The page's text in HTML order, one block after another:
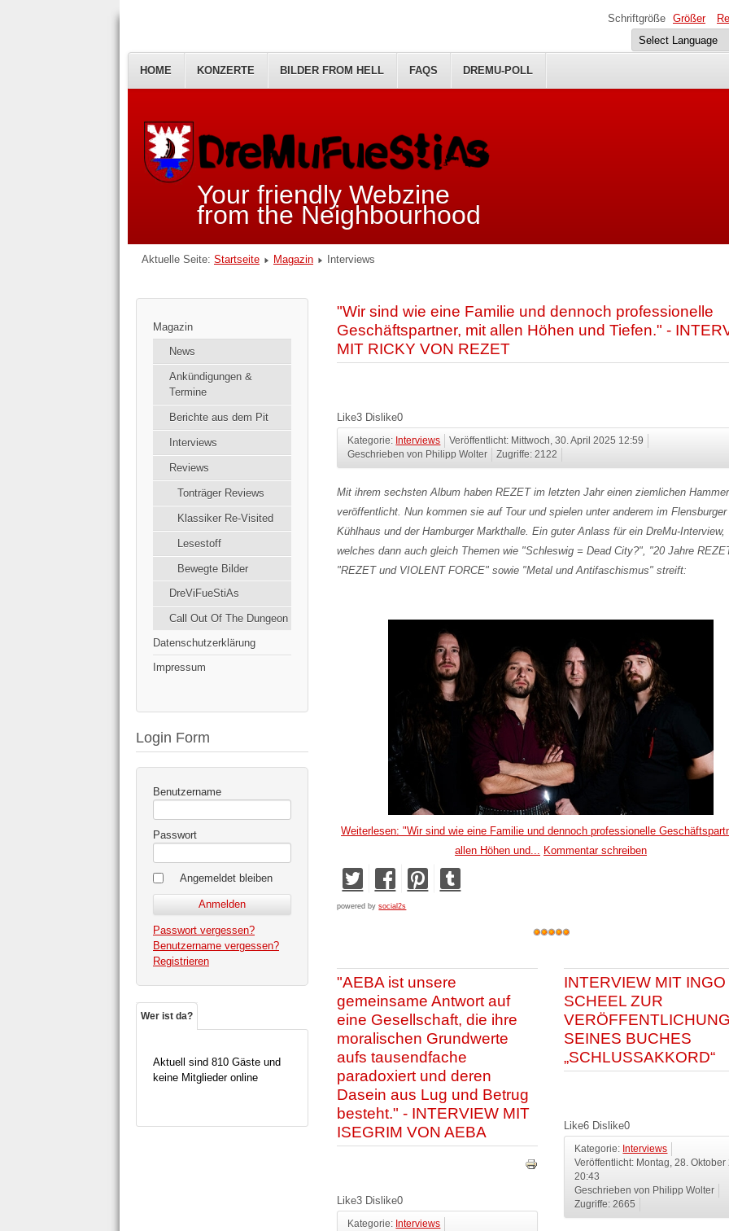
Your friendly Webzine
from the Neighbourhood
HOME KONZERTE BILDER FROM HELL FAQS DREMU-POLL
Schriftgröße Größer
Aktuelle Seite: Startseite Magazin Interviews
Magazin
News
Ankündigungen &
Termine
Berichte aus dem Pit
Interviews
Reviews
Tonträger Reviews
Klassiker Re-Visited
Lesestoff
Bewegte Bilder
DreViFueStiAs
Call Out Of The Dungeon
Datenschutzerklärung
Impressum
Login Form
Benutzername
Passwort
Angemeldet bleiben
Passwort vergessen?
Benutzername vergessen?
Registrieren
Wer ist da?
Aktuell sind 810 Gäste und
keine Mitglieder online
"Wir sind wie eine Familie und dennoch professionelle
Geschäftspartner, mit allen Höhen und Tiefen." -
MIT RICKY VON REZET
Like3 Dislike0
Kategorie: Interviews
Veröffentlicht: Mittwoch, 30. April 2025 12:59
Geschrieben von Philipp Wolter
Zugriffe: 2122
Mit ihrem sechsten Album haben REZET im letzten Jahr einen ziemlichen Hammer
veröffentlicht. Nun kommen sie auf Tour und spielen unter anderem im Flensburger
Kühlhaus und der Hamburger Markthalle. Ein guter Anlass für ein DreMu-Interview,
welches dann auch gleich Themen wie "Schleswig = Dead City?", "20 Jahre
"REZET und VIOLENT FORCE" sowie "Metal und Antifaschismus" streift:
Weiterlesen: "Wir sind wie eine Familie und dennoch professionelle
allen Höhen und...
Kommentar schreiben
powered bysocial2s
"AEBA ist unsere
gemeinsame Antwort auf
eine Gesellschaft, die ihre
moralischen Grundwerte
aufs tausendfache
paradoxiert und deren
Dasein aus Lug und Betrug
besteht." - INTERVIEW MIT
ISEGRIM VON AEBA
Like3 Dislike0
Kategorie: Interviews
INTERVIEW MIT INGO
SCHEEL ZUR
SEINES BUCHES
„SCHLUSSAKKORD“
Like6 Dislike0
Kategorie: Interviews
Veröffentlicht: Montag, 28. Oktober
20:43
Geschrieben von Philipp Wolter
Zugriffe: 2665